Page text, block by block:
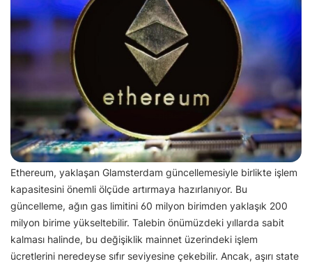
Ethereum, yaklaşan Glamsterdam güncellemesiyle birlikte işlem
kapasitesini önemli ölçüde artırmaya hazırlanıyor. Bu
güncelleme, ağın gas limitini 60 milyon birimden yaklaşık 200
milyon birime yükseltebilir. Talebin önümüzdeki yıllarda sabit
kalması halinde, bu değişiklik mainnet üzerindeki işlem
ücretlerini neredeyse sıfır seviyesine çekebilir. Ancak, aşırı state